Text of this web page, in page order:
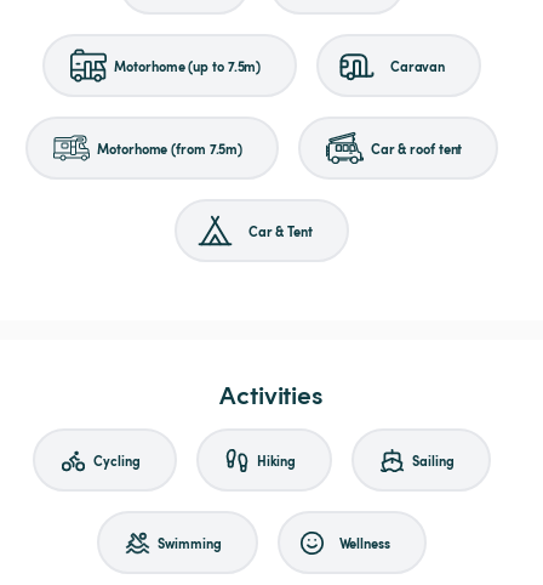
Motorhome (up to 7.5m) Caravan
Motorhome (from 7.5m) Car & roof tent
Car & Tent
Activities
Cycling Hiking Sailing
Swimming Wellness